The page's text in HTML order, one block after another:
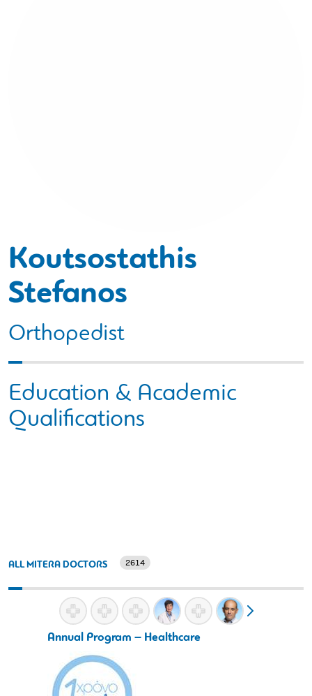
Koutsostathis
Stefanos
Orthopedist
Education & Academic
Qualifications
ALL MITERA DOCTORS 2614
Annual Program – Healthcare